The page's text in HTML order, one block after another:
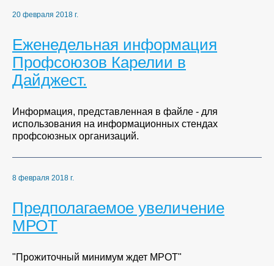
20 февраля 2018 г.
Еженедельная информация
Профсоюзов Карелии в
Дайджест.
Информация, представленная в файле - для
использования на информационных стендах
профсоюзных организаций.
8 февраля 2018 г.
Предполагаемое увеличение
МРОТ
"Прожиточный минимум ждет МРОТ"